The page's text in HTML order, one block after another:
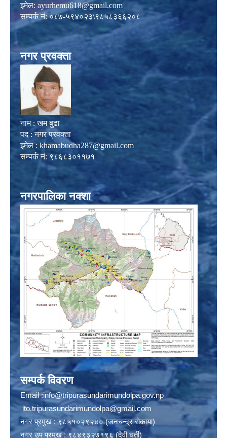
इमेल: ayurhemu618@gmail.com
सम्पर्क नं: ०८७-५९४०२३\९८५८३६६२०८
नगर प्रवक्ता
नाम : खम बुढा
पद : नगर प्रवक्ता
इमेल : khamabudha287@gmail.com
सम्पर्क नं: ९८६८३०११७१
नगरपालिका नक्शा
सम्पर्क विवरण
Email :info@tripurasundarimundolpa.gov.np
ito.tripurasundarimundolpa@gmail.com
नगर प्रमुख : ९८५१०२९२४० (जनचन्द्र रोकाया)
नगर उप प्रमुख : ९८४९३२७१९६ (देवी घर्ती)